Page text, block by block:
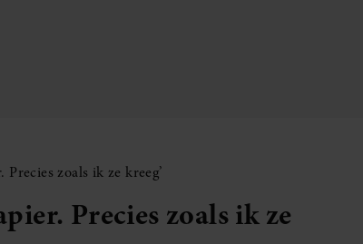
zoals ik ze kreeg’
Precies zoals ik ze